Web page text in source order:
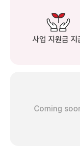
사업 지원금 지
Coming